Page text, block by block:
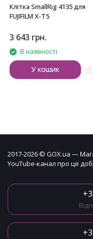
Клітка SmallRig 4135 для
FUJIFILM X-T5
3 643 грн.
В наявності
У кошик
2017-2026 © GOX.ua —
YouTube-канал про це